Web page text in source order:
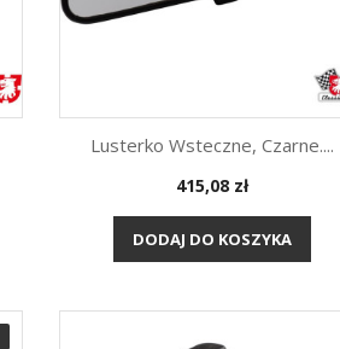
Szybki podgląd
Lusterko Wsteczne, Czarne....
Cena
415,08 zł
DODAJ DO KOSZYKA